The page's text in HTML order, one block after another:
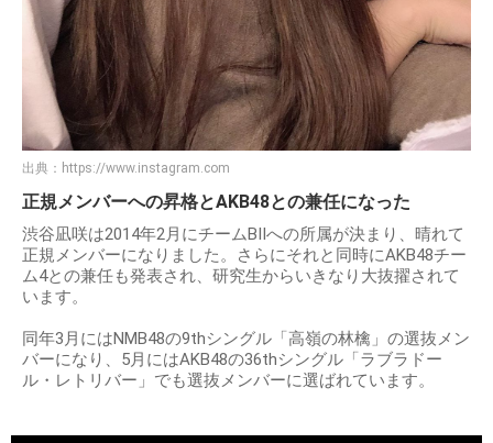
出典： https://www.instagram.com
正規メンバーへの昇格とAKB48との兼任になった
渋谷凪咲は2014年2月にチームBIIへの所属が決まり、晴れて
正規メンバーになりました。さらにそれと同時にAKB48チー
ム4との兼任も発表され、研究生からいきなり大抜擢されて
います。
同年3月にはNMB48の9thシングル「高嶺の林檎」の選抜メン
バーになり、5月にはAKB48の36thシングル「ラブラドー
ル・レトリバー」でも選抜メンバーに選ばれています。